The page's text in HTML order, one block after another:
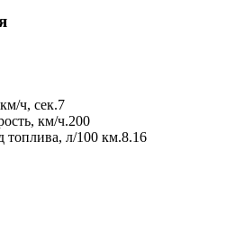
ч, сек.7
км/ч.200
л/100 км.8.16